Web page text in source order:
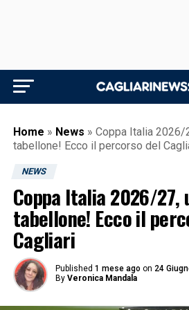
Home » News » Coppa Italia
tabellone! Ecco il percorso del
NEWS
Coppa Italia 2026/
tabellone! Ecco il
Cagliari
Published 1 mese ago on 24
By Veronica Mandala